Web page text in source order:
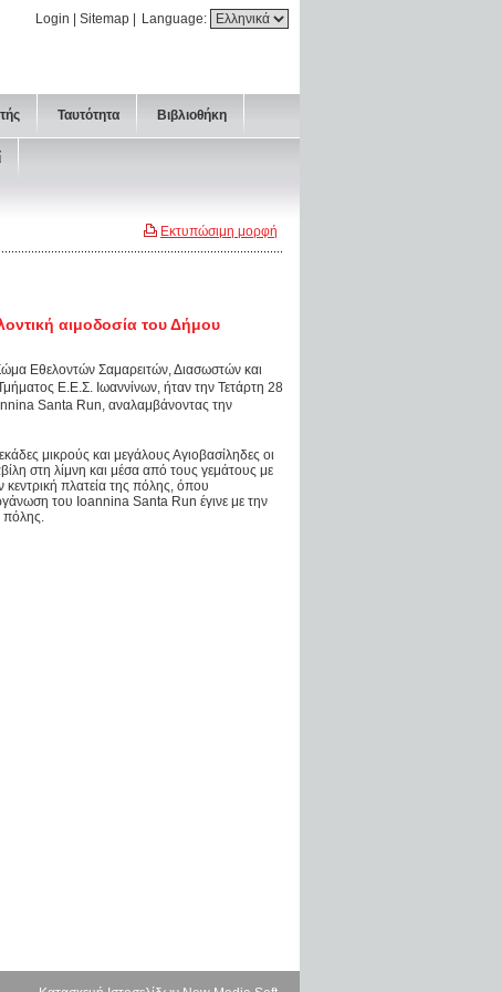
Language:
Login Sitemap
Ταυτότητα Βιβλιοθήκη
Εκτυπώσιμη μορφή
αιμοδοσία του Δήμου
Εθελοντών Σαμαρειτών, Διασωστών και
Ε.Ε.Σ. Ιωαννίνων, ήταν την Τετάρτη 28
Santa Run, αναλαμβάνοντας την
μικρούς και μεγάλους Αγιοβασίληδες οι
στη λίμνη και μέσα από τους γεμάτους με
πλατεία της πόλης, όπου
του Ioannina Santa Run έγινε με την
πόλης.